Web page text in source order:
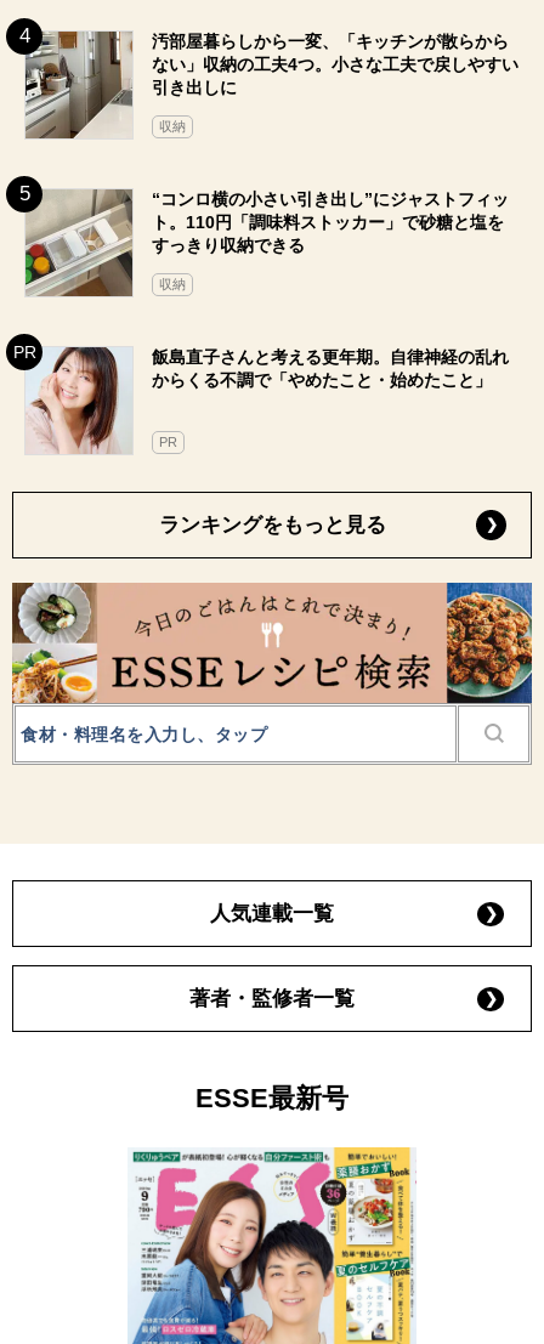
汚部屋暮らしから一変、「キッチンが散らから
ない」収納の工夫4つ。小さな工夫で戻しやすい
引き出しに
収納
“コンロ横の小さい引き出し”にジャストフィッ
ト。110円「調味料ストッカー」で砂糖と塩を
すっきり収納できる
収納
飯島直子さんと考える更年期。自律神経の乱れ
からくる不調で「やめたこと・始めたこと」
PR
ランキングをもっと見る
人気連載一覧
著者・監修者一覧
ESSE最新号